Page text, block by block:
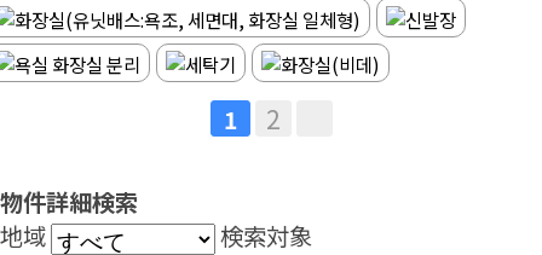
1 2
物件詳細検索
地域
検索対象